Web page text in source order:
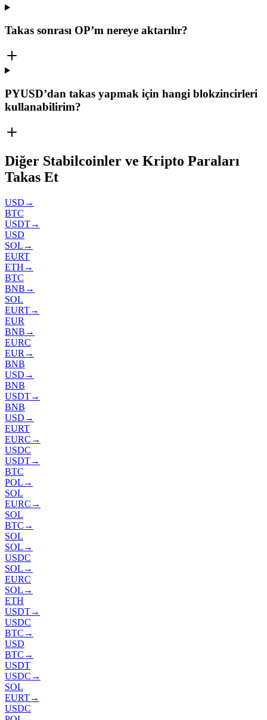
Takas sonrası OP’m nereye aktarılır?
PYUSD’dan takas yapmak için hangi blokzincirleri
kullanabilirim?
Diğer Stabilcoinler ve Kripto Paraları
Takas Et
USD →
BTC
USDT→
USD
SOL →
EURT
ETH →
BTC
BNB →
SOL
EURT→
EUR
BNB →
EURC
EUR →
BNB
USD →
BNB
USDT→
BNB
USD →
EURT
EURC →
USDC
USDT→
BTC
POL →
SOL
EURC →
SOL
BTC →
SOL
SOL →
USDC
SOL →
EURC
SOL →
ETH
USDT→
USDC
BTC →
USD
BTC →
USDT
USDC →
SOL
EURT→
USDC